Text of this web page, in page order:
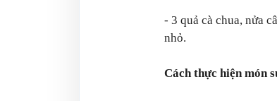
- 3 quả cà chua, nửa
nhỏ.
Cách thực hiện món